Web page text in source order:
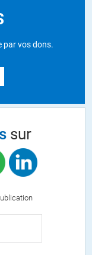
par vos dons.
sur